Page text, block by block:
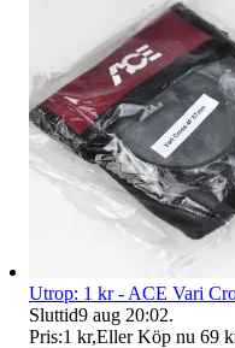
Utrop: 1 kr - ACE Vari
Sluttid9 aug 20:02.
Pris:1 kr,Eller Köp nu 69